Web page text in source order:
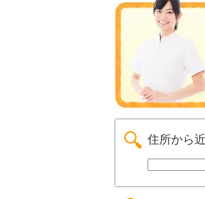
住所から